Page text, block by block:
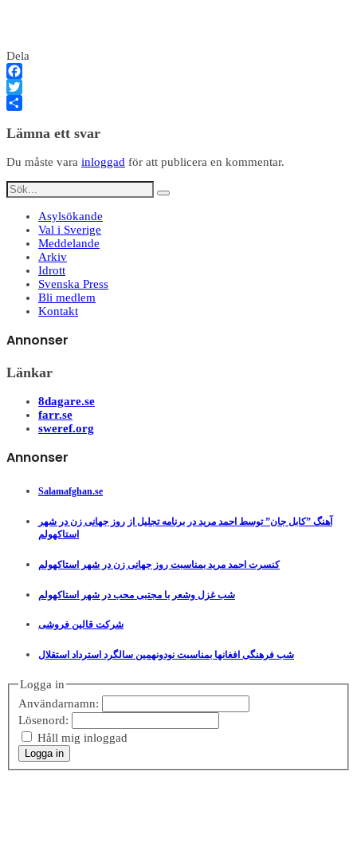
Dela
Facebook
Twitter
Lämna ett svar
Du måste vara inloggad för att publicera en kommentar.
Asylsökande
Val i Sverige
Meddelande
Arkiv
Idrott
Svenska Press
Bli medlem
Kontakt
Annonser
Länkar
8dagare.se
farr.se
sweref.org
Annonser
Salamafghan.se
آهنگ ”کابل جان” توسط احمد مرید در برنامه تجلیل از روز جهانی زن در شهر
استاکهولم
کنسرت احمد مرید بمناسبت روز جهانی زن در شهر استاکهولم
شب غزل وشعر با مجتبی محب در شهر استاکهولم
شرکت قالین فروشی
شب فرهنگی افغانها بمناسبت نودونهمین سالگرد استرداد استقلال
Logga in
Användarnamn:
Lösenord:
Håll mig inloggad
Logga in